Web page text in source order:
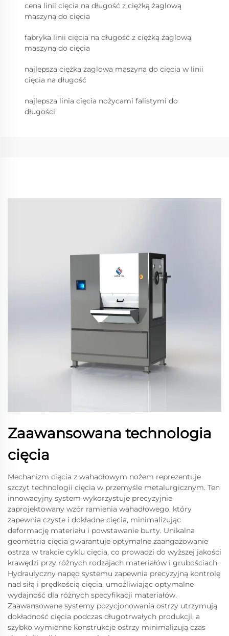
cena linii cięcia na długość z ciężką żaglową
maszyną do cięcia
fabryka linii cięcia na długość z ciężką żaglową
maszyną do cięcia
najlepsza ciężka żaglowa maszyna do cięcia w linii
cięcia na długość
najlepsza linia cięcia nożycami falistymi do
długości
Zaawansowana technologia
cięcia
Mechanizm cięcia z wahadłowym nożem reprezentuje
szczyt technologii cięcia w przemyśle metalurgicznym. Ten
innowacyjny system wykorzystuje precyzyjnie
zaprojektowany wzór ramienia wahadłowego, który
zapewnia czyste i dokładne cięcia, minimalizując
deformację materiału i powstawanie burty. Unikalna
geometria cięcia gwarantuje optymalne zaangażowanie
ostrza w trakcie cyklu cięcia, co prowadzi do wyższej jakości
krawędzi przy różnych rodzajach materiałów i grubościach.
Hydraulyczny napęd systemu zapewnia precyzyjną kontrolę
nad siłą i prędkością cięcia, umożliwiając optymalne
wydajność dla różnych specyfikacji materiałów.
Zaawansowane systemy pozycjonowania ostrzy utrzymują
dokładność cięcia podczas długotrwałych produkcji, a
szybko wymienne konstrukcje ostrzy minimalizują czas